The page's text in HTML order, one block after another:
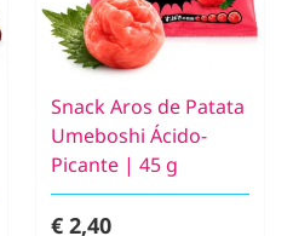
Snack Aros de Patata
Umeboshi Ácido-
Picante | 45 g
€ 2,40